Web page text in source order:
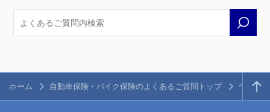
ホーム 自動車保険・バイク保険のよくあるご質問トップ ウェブ